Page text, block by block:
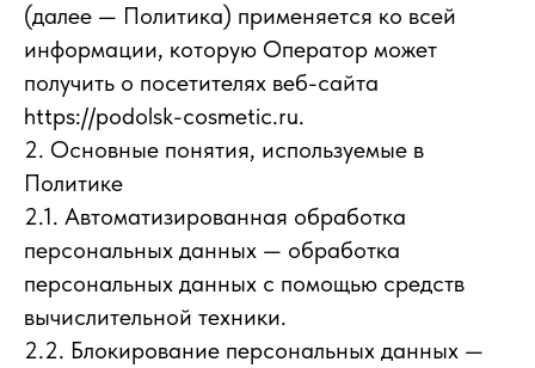
(далее — Политика) применяется ко всей
информации, которую Оператор может
получить о посетителях веб-сайта
https://podolsk-cosmetic.ru.
2. Основные понятия, используемые в
Политике
2.1. Автоматизированная обработка
персональных данных — обработка
персональных данных с помощью средств
вычислительной техники.
2.2. Блокирование персональных данных —